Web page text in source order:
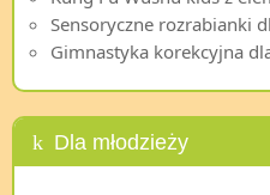
Sensoryczne rozrabianki
Gimnastyka korekcyjna
Dla młodzieży